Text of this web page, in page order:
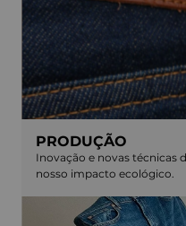
TECIDOS E
De materiais orgânicos a